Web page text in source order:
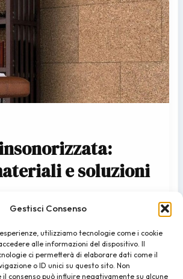
Gestisci Consenso
utilizziamo tecnologie come i cookie
alle informazioni del dispositivo. Il
ci permetterà di elaborare dati come il
o ID unici su questo sito. Non
consenso può influire negativamente su alcune
e soluzioni
che entra in salotto, televisione che
stanza, bambini che studiano in mezzo
Se vivi nell’area…